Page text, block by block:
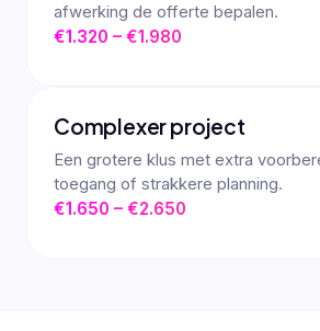
afwerking de offerte bepalen.
€1.320 – €1.980
Complexer project
Een grotere klus met extra
toegang of strakkere planning.
€1.650 – €2.650